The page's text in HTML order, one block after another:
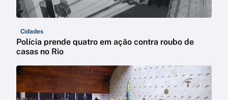
Cidades
Polícia prende quatro em ação contra roubo de
casas no Rio